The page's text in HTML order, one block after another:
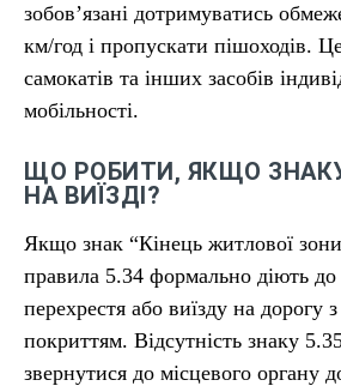
зобов’язані дотримуватись
км/год і пропускати пішоходів.
самокатів та інших засобів
мобільності.
ЩО РОБИТИ, ЯКЩО
НА ВИЇЗДІ?
Якщо знак “Кінець житлової
правила 5.34 формально діють
перехрестя або виїзду на дорогу
покриттям. Відсутність знаку
звернутися до місцевого органу